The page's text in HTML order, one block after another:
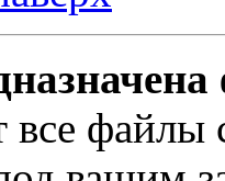
все файлы